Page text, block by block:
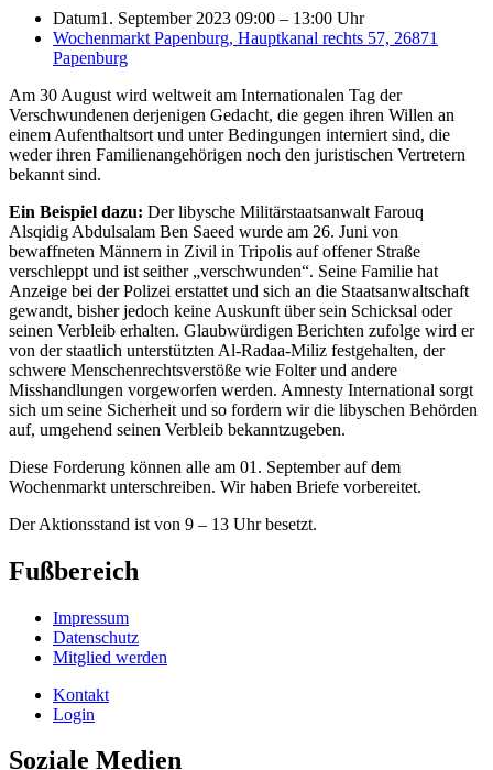
Datum1. September 2023 09:00 – 13:00 Uhr
Wochenmarkt Papenburg, Hauptkanal rechts 57, 26871
Papenburg
Am 30 August wird weltweit am Internationalen Tag der
Verschwundenen derjenigen Gedacht, die gegen ihren Willen an
einem Aufenthaltsort und unter Bedingungen interniert sind, die
weder ihren Familienangehörigen noch den juristischen Vertretern
bekannt sind.
Ein Beispiel dazu: Der libysche Militärstaatsanwalt Farouq
Alsqidig Abdulsalam Ben Saeed wurde am 26. Juni von
bewaffneten Männern in Zivil in Tripolis auf offener Straße
verschleppt und ist seither „verschwunden“. Seine Familie hat
Anzeige bei der Polizei erstattet und sich an die Staatsanwaltschaft
gewandt, bisher jedoch keine Auskunft über sein Schicksal oder
seinen Verbleib erhalten. Glaubwürdigen Berichten zufolge wird er
von der staatlich unterstützten Al-Radaa-Miliz festgehalten, der
schwere Menschenrechtsverstöße wie Folter und andere
Misshandlungen vorgeworfen werden. Amnesty International sorgt
sich um seine Sicherheit und so fordern wir die libyschen Behörden
auf, umgehend seinen Verbleib bekanntzugeben.
Diese Forderung können alle am 01. September auf dem
Wochenmarkt unterschreiben. Wir haben Briefe vorbereitet.
Der Aktionsstand ist von 9 – 13 Uhr besetzt.
Fußbereich
Impressum
Datenschutz
Mitglied werden
Kontakt
Login
Soziale Medien